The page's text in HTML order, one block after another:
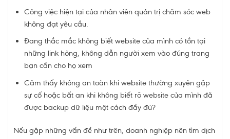
Công việc hiện tại của nhân viên quản trị chăm sóc web
không đạt yêu cầu.
Đang thắc mắc không biết website của mình có tồn tại
những link hỏng, không dẫn người xem vào đúng trang
bạn cần cho họ xem
Cảm thấy không an toàn khi website thường xuyên gặp
sự cố hoặc bất an khi không biết rõ website của mình đã
được backup dữ liệu một cách đầy đủ?
Nếu gặp những vấn đề như trên, doanh nghiệp nên tìm dịch